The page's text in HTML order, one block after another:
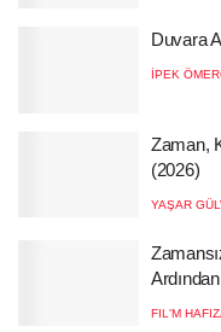
Duvara
İPEK
Zaman,
(2026)
YAŞAR
Ardından
FIL'M